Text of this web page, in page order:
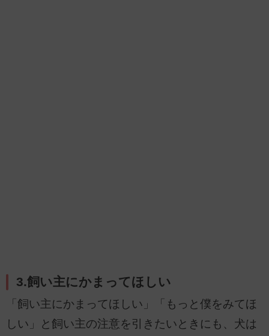
3.飼い主にかまってほしい
「飼い主にかまってほしい」「もっと僕をみてほ
しい」と飼い主の注意を引きたいときにも、犬は